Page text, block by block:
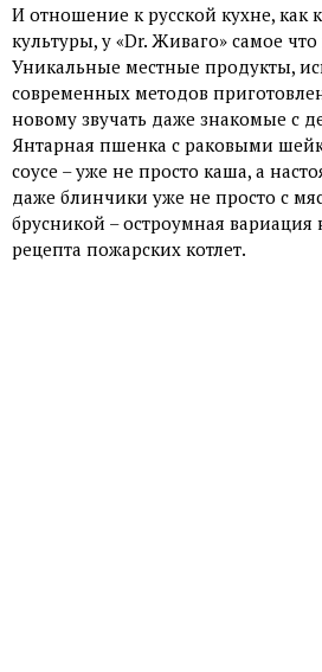
И отношение к русской кухне, как
культуры, у «Dr. Живаго» самое
Уникальные местные продукты,
современных методов
новому звучать даже знакомые с
Янтарная пшенка с раковыми
соусе – уже не просто каша, а
даже блинчики уже не просто с
брусникой – остроумная вариация
рецепта пожарских котлет.